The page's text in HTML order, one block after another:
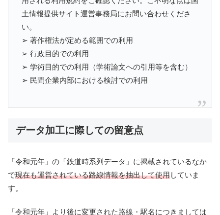
土情報提供サイト運営事務局にお問い合わせくださ
い。
➢ 著作権法が定める範囲での利用
➢ 行政目的での利用
➢ 学術目的での利用（学術論文への引用等を含む）
➢ 民間企業内部における検討での利用
データ加工に際しての留意点
「令和元年」の「鉄道時系列データ」に掲載されているなか
で現在も運営されている路線情報を抽出して使用していま
す。
「令和元年」より後に変更された路線・駅名につきましては